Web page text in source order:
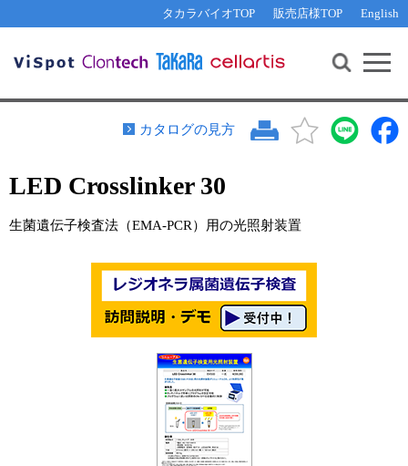
タカラバイオTOP 販売店様TOP English
機能解析・サイレンシング
PCR・等温増幅
リアルタイムPCR（qPCR）
装置・ソフトウェア
その他 ライセンスに関するご相談
遺伝子組換え生物該当製品
研究支援ツール
Cut-Site Navigator 制限酵素切断サイトの検索
In-Fusion Cloning プライマー設計
抗体検索サイト
リアルタイムPCR（インターカレーター法）
プライマー検索・注文
リアルタイムPCR（プローブ法）
プライマー・プローブ検索・注文
機器ソフトウェア・ベクター配列ダウンロード
リアルタイムPCR実験ガイド
お問い合わせ WEB会員登録
カタログの見方
LED Crosslinker 30
生菌遺伝子検査法（EMA-PCR）用の光照射装置